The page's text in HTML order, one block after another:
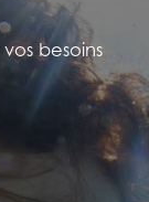
besoins